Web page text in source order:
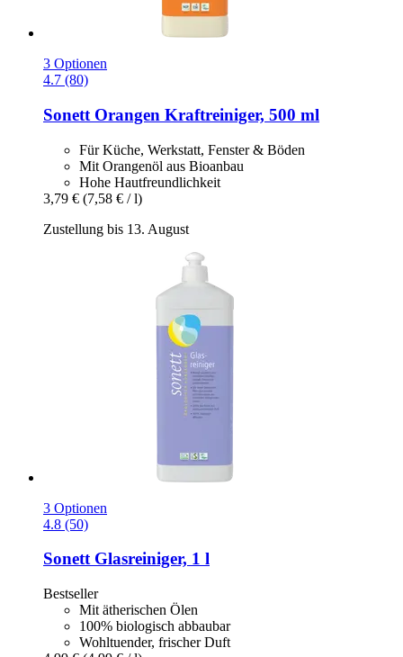
3 Optionen
4.7 (80)
Sonett Orangen Kraftreiniger, 500 ml
Für Küche, Werkstatt, Fenster & Böden
Mit Orangenöl aus Bioanbau
Hohe Hautfreundlichkeit
3,79 € (7,58 € / l)
Zustellung bis 13. August
3 Optionen
4.8 (50)
SonettGlasreiniger, 1 l
Bestseller
Mit ätherischen Ölen
100% biologisch abbaubar
Wohltuender, frischer Duft